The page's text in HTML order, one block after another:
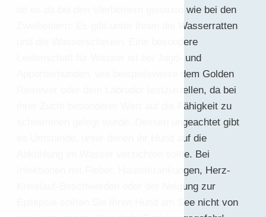
ist es da bei den Vierbeinern genauso wie bei den
Zweibeinern: Es gibt unter ihnen die Wasserratten
und die Wasserscheuen. Eine besondere
Leidenschaft für Wasser ist bei Jagd- und
Apportierhunden, wie beispielsweise dem Golden
Retriever oder dem Labrador festzustellen, da bei
ihrer Zucht besonderer Wert auf die Fähigkeit zu
schwimmen gelegt wurde. Dessen ungeachtet gibt
es Umstände, unter denen ihr Hund auf die
Abkühlung im Wasser verzichten sollte. Bei
Infektionen mit Fieber, Hauterkrankungen, Herz-
Kreislauf-Beschwerden oder der Neigung zur
Epilepsie sollten Sie Ihren Hund am See nicht von